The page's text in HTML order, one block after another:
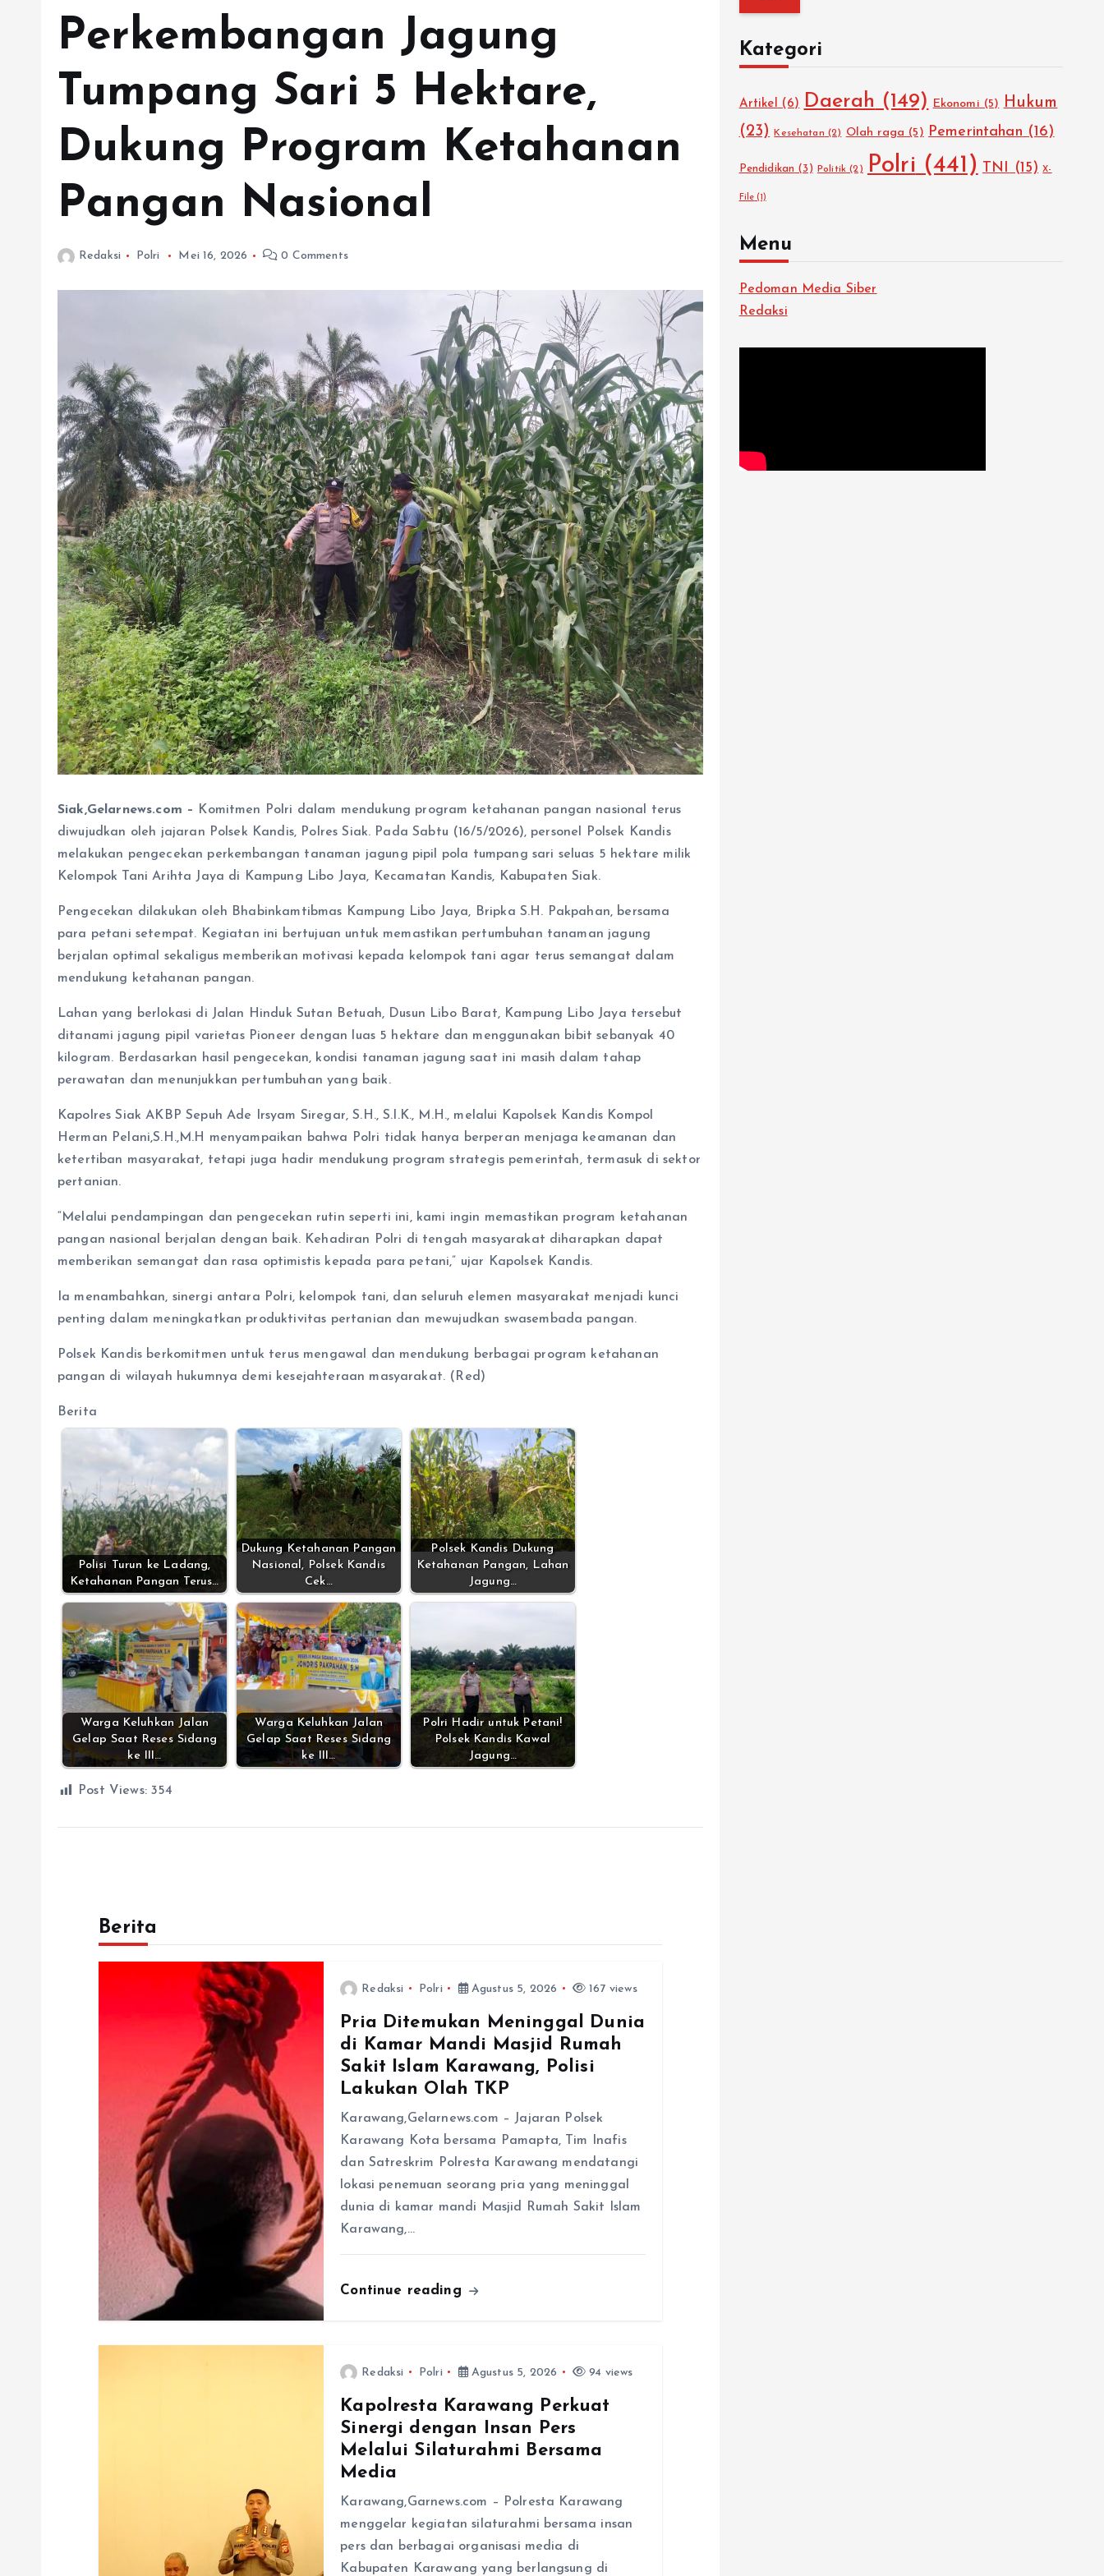
Perkembangan Jagung
Tumpang Sari 5 Hektare,
Dukung Program Ketahanan
Pangan Nasional
Redaksi Polri Mei 16, 2026 0 Comments
Siak,Gelarnews.com –
Komitmen Polri dalam mendukung program ketahanan pangan nasional terus
diwujudkan oleh jajaran Polsek Kandis, Polres Siak. Pada Sabtu (16/5/2026), personel Polsek Kandis
melakukan pengecekan perkembangan tanaman jagung pipil pola tumpang sari seluas 5 hektare milik
Kelompok Tani Arihta Jaya di Kampung Libo Jaya, Kecamatan Kandis, Kabupaten Siak.
Pengecekan dilakukan oleh Bhabinkamtibmas Kampung Libo Jaya, Bripka S.H. Pakpahan, bersama
para petani setempat. Kegiatan ini bertujuan untuk memastikan pertumbuhan tanaman jagung
berjalan optimal sekaligus memberikan motivasi kepada kelompok tani agar terus semangat dalam
mendukung ketahanan pangan.
Lahan yang berlokasi di Jalan Hinduk Sutan Betuah, Dusun Libo Barat, Kampung Libo Jaya tersebut
ditanami jagung pipil varietas Pioneer dengan luas 5 hektare dan menggunakan bibit sebanyak 40
kilogram. Berdasarkan hasil pengecekan, kondisi tanaman jagung saat ini masih dalam tahap
perawatan dan menunjukkan pertumbuhan yang baik.
Kapolres Siak AKBP Sepuh Ade Irsyam Siregar, S.H., S.I.K., M.H., melalui Kapolsek Kandis Kompol
Herman Pelani,S.H.,M.H menyampaikan bahwa Polri tidak hanya berperan menjaga keamanan dan
ketertiban masyarakat, tetapi juga hadir mendukung program strategis pemerintah, termasuk di sektor
pertanian.
“Melalui pendampingan dan pengecekan rutin seperti ini, kami ingin memastikan program ketahanan
pangan nasional berjalan dengan baik. Kehadiran Polri di tengah masyarakat diharapkan dapat
memberikan semangat dan rasa optimistis kepada para petani,” ujar Kapolsek Kandis.
Ia menambahkan, sinergi antara Polri, kelompok tani, dan seluruh elemen masyarakat menjadi kunci
penting dalam meningkatkan produktivitas pertanian dan mewujudkan swasembada pangan.
Polsek Kandis berkomitmen untuk terus mengawal dan mendukung berbagai program ketahanan
pangan di wilayah hukumnya demi kesejahteraan masyarakat. (Red)
Berita
Polisi Turun ke Ladang,
Ketahanan Pangan Terus…
Dukung Ketahanan Pangan
Nasional, Polsek Kandis
Cek…
Polsek Kandis Dukung
Ketahanan Pangan, Lahan
Jagung…
Warga Keluhkan Jalan
Gelap Saat Reses Sidang
ke III…
Warga Keluhkan Jalan
Gelap Saat Reses Sidang
ke III…
Polri Hadir untuk Petani!
Polsek Kandis Kawal
Jagung…
Post Views: 354
Berita
Redaksi Polri Agustus 5, 2026 167 views
Pria Ditemukan Meninggal Dunia
di Kamar Mandi Masjid Rumah
Sakit Islam Karawang, Polisi
Lakukan Olah TKP
Karawang,Gelarnews.com – Jajaran Polsek
Karawang Kota bersama Pamapta, Tim Inafis
dan Satreskrim Polresta Karawang mendatangi
lokasi penemuan seorang pria yang meninggal
dunia di kamar mandi Masjid Rumah Sakit Islam
Karawang,…
Continue reading
Redaksi Polri Agustus 5, 2026 94 views
Kapolresta Karawang Perkuat
Sinergi dengan Insan Pers
Melalui Silaturahmi Bersama
Media
Karawang,Garnews.com – Polresta Karawang
menggelar kegiatan silaturahmi bersama insan
pers dan berbagai organisasi media di
Kabupaten Karawang yang berlangsung di
i
n
u
k
Kategori
Artikel (6) Daerah (149) Ekonomi (5) Hukum
(23)
Kesehatan (2) Olah raga (5) Pemerintahan (16)
Pendidikan (3) Politik (2) Polri (441) TNI (15) X-
File (1)
Menu
Pedoman Media Siber
Redaksi